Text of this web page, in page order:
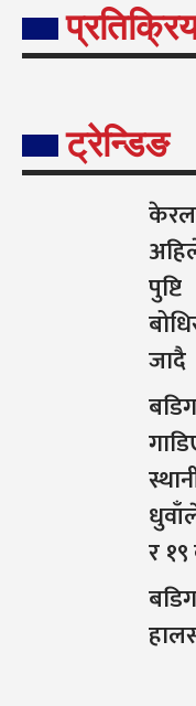
ट्रेन्डिङ
पुष्टि
जादै
र १९